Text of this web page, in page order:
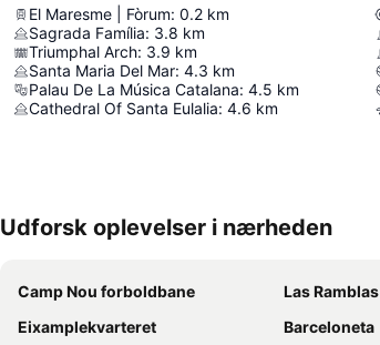
El Maresme | Fòrum: 0.2 km
Sagrada Família: 3.8 km
Triumphal Arch: 3.9 km
Santa Maria Del Mar: 4.3 km
Palau De La Música Catalana: 4.5 km
Cathedral Of Santa Eulalia: 4.6 km
Udforsk oplevelser i nærheden
Camp Nou forboldbane Las Ramblas
Eixamplekvarteret
Barceloneta